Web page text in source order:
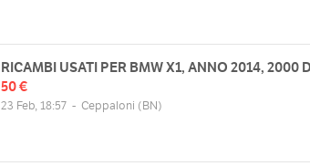
RICAMBI USATI PER BMW X1, ANNO 2014, 2000
50 €
23 Feb, 18:57 - Ceppaloni (BN)